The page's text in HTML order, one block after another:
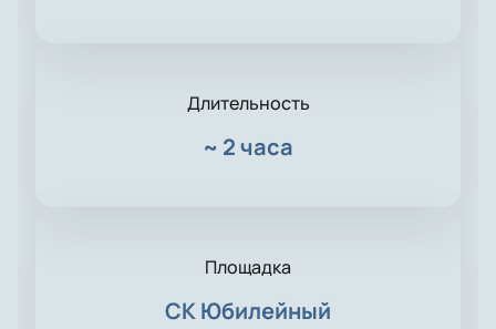
Длительность
~ 2 часа
Площадка
СК Юбилейный